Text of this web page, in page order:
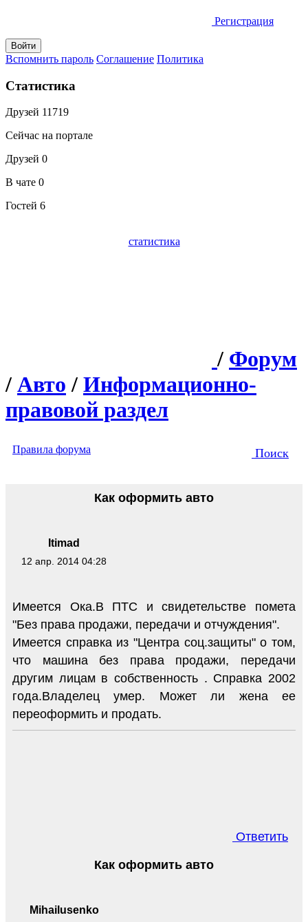
Регистрация
Вспомнить пароль Соглашение Политика
Статистика
Друзей 11719
Сейчас на портале
Друзей 0
В чате 0
Гостей 6
статистика
/ Форум
/ Авто / Информационно-
правовой раздел
Правила форума Поиск
Itimad
12 апр. 2014 04:28
Как оформить авто
Имеется Ока.В ПТС и свидетельстве помета
"Без права продажи, передачи и отчуждения".
Имеется справка из "Центра соц.защиты" о том,
что машина без права продажи, передачи
другим лицам в собственность . Справка 2002
года.Владелец умер. Может ли жена ее
переоформить и продать.
Ответить
Mihailusenko
Как оформить авто